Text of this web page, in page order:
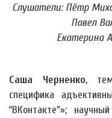
Слушатели: Пётр
Павел
Екатерина
Саша Черненко,
специфика
“ВКонтакте”»;